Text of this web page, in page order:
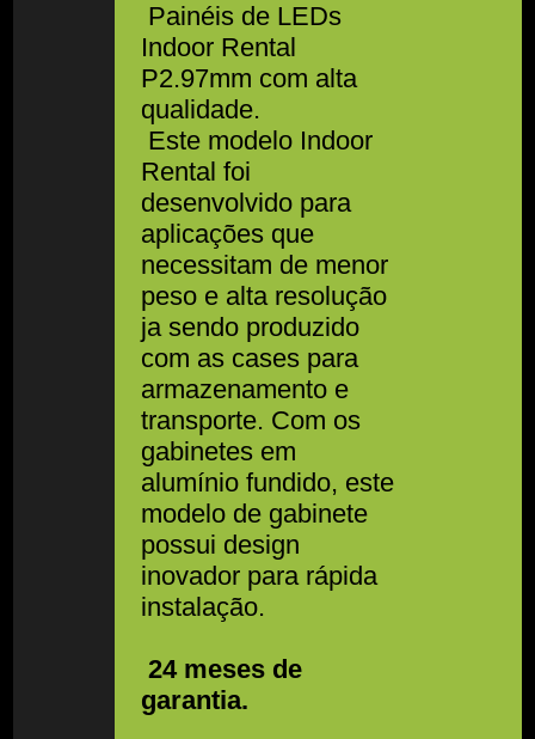
Painéis de LEDs
Indoor Rental
P2.97mm com alta
qualidade.
Este modelo Indoor
Rental foi
desenvolvido para
aplicações que
necessitam de menor
peso e alta resolução
ja sendo produzido
com as cases para
armazenamento e
transporte. Com os
gabinetes em
alumínio fundido, este
modelo de gabinete
possui design
inovador para rápida
instalação.
24 meses de
garantia.